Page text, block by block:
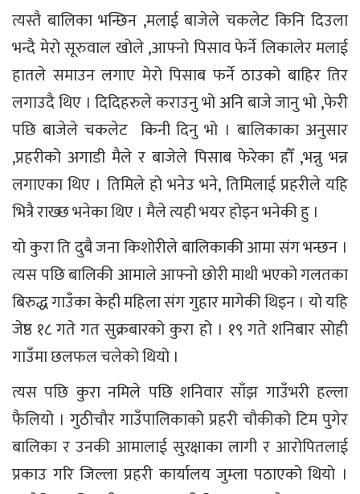
त्यस्तै बालिका भन्छिन ,मलाई बाजेले चकलेट किनि दिउला
भन्दै मेरो सूरुवाल खोले ,आफ्नो पिसाव फेर्ने लिकालेर मलाई
हातले समाउन लगाए मेरो पिसाब फर्ने ठाउको बाहिर तिर
लगाउदै थिए । दिदिहरुले कराउनु भो अनि बाजे जानु भो ,फेरी
पछि बाजेले चकलेट किनी दिनु भो । बालिकाका अनुसार
,प्रहरीको अगाडी मैले र बाजेले पिसाब फेरेका हौँ ,भन्नु भन्न
लगाएका थिए । तिमिले हो भनेउ भने, तिमिलाई प्रहरीले यहि
भित्रै राख्छ भनेका थिए । मैले त्यही भयर होइन भनेकी हु ।
यो कुरा ति दुबै जना किशोरीले बालिकाकी आमा संग भन्छन ।
त्यस पछि बालिकी आमाले आफ्नो छोरी माथी भएको गलतका
बिरुद्ध गाउँका केही महिला संग गुहार मागेकी थिइन । यो यहि
जेष्ठ १८ गते गत सुक्रबारको कुरा हो । १९ गते शनिबार सोही
गाउँमा छलफल चलेको थियो ।
त्यस पछि कुरा नमिले पछि शनिवार साँझ गाउँभरी हल्ला
फैलियो । गुठीचौर गाउँपालिकाको प्रहरी चौकीको टिम पुगेर
बालिका र उनकी आमालाई सुरक्षाका लागी र आरोपितलाई
प्रकाउ गरि जिल्ला प्रहरी कार्यालय जुम्ला पठाएको थियो ।